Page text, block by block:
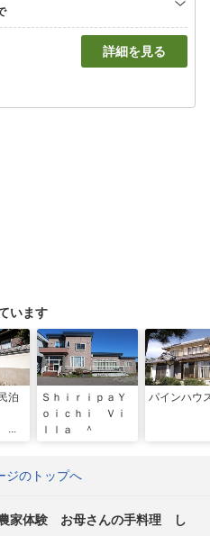
詳細を見る
います
泊
ＳｈｉｒｉｐａＹ
ｏｉｃｈｉ Ｖｉ
ｌｌａ ＾
パインハ
ジのトップへ
家体験 お母さんの手料理 し